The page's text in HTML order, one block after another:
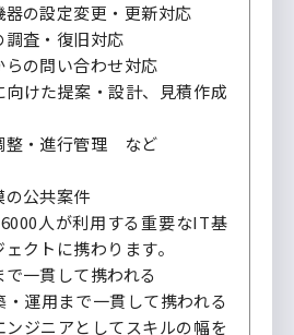
器の設定変更・更新対応
調査・復旧対応
らの問い合わせ対応
向けた提案・設計、見積作成
整・進行管理 など
公共案件
人が利用する重要なIT基
クトに携わります。
一貫して携われる
運用まで一貫して携われる
ジニアとしてスキルの幅を